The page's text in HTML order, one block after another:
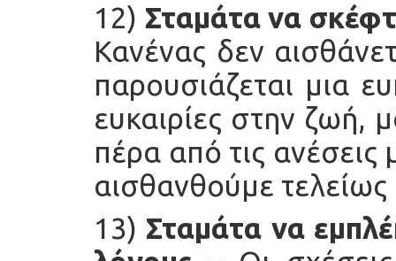
12) Σταμάτα να
Κανένας δεν
παρουσιάζεται μια
ευκαιρίες στην ζωή,
πέρα από τις ανέσεις
αισθανθούμε
13) Σταμάτα να